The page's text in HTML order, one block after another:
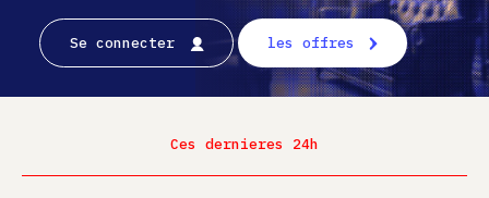
Se connecter les offres
Ces dernieres 24h